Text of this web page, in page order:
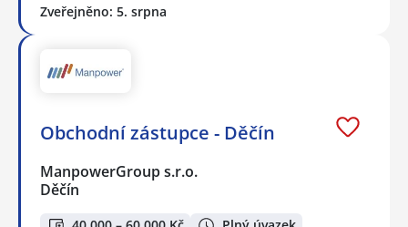
Zveřejněno: 5. srpna
Obchodní zástupce - Děčín
ManpowerGroup s.r.o.
Děčín